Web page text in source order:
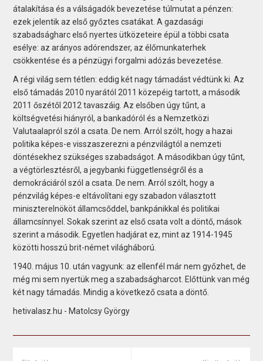
átalakítása és a válságadók bevezetése túlmutat a pénzen:
ezek jelentik az első győztes csatákat. A gazdasági
szabadságharc első nyertes ütközeteire épül a többi csata
esélye: az arányos adórendszer, az élőmunkaterhek
csökkentése és a pénzügyi forgalmi adózás bevezetése.
A régi világ sem tétlen: eddig két nagy támadást védtünk ki. Az
első támadás 2010 nyarától 2011 közepéig tartott, a második
2011 őszétől 2012 tavaszáig. Az elsőben úgy tűnt, a
költségvetési hiányról, a bankadóról és a Nemzetközi
Valutaalapról szól a csata. De nem. Arról szólt, hogy a hazai
politika képes-e visszaszerezni a pénzvilágtól a nemzeti
döntésekhez szükséges szabadságot. A másodikban úgy tűnt,
a végtörlesztésről, a jegybanki függetlenségről és a
demokráciáról szól a csata. De nem. Arról szólt, hogy a
pénzvilág képes-e eltávolítani egy szabadon választott
miniszterelnököt államcsőddel, bankpánikkal és politikai
államcsínnyel. Sokak szerint az első csata volt a döntő, mások
szerint a második. Egyetlen hadjárat ez, mint az 1914-1945
közötti hosszú brit-német világháború.
1940. május 10. után vagyunk: az ellenfél már nem győzhet, de
még mi sem nyertük meg a szabadságharcot. Előttünk van még
két nagy támadás. Mindig a következő csata a döntő.
hetivalasz.hu - Matolcsy György